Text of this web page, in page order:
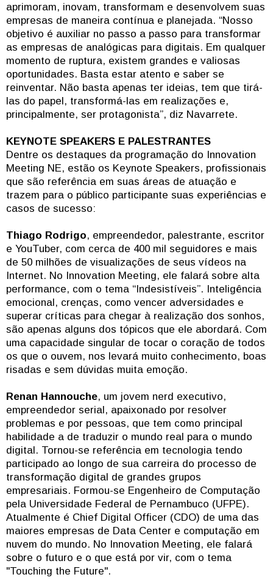
aprimoram, inovam, transformam e desenvolvem suas
empresas de maneira contínua e planejada. “Nosso
objetivo é auxiliar no passo a passo para transformar
as empresas de analógicas para digitais. Em qualquer
momento de ruptura, existem grandes e valiosas
oportunidades. Basta estar atento e saber se
reinventar. Não basta apenas ter ideias, tem que tirá-
las do papel, transformá-las em realizações e,
principalmente, ser protagonista”, diz Navarrete.
KEYNOTE SPEAKERS E PALESTRANTES
Dentre os destaques da programação do Innovation
Meeting NE, estão os Keynote Speakers, profissionais
que são referência em suas áreas de atuação e
trazem para o público participante suas experiências e
casos de sucesso:
Thiago Rodrigo, empreendedor, palestrante, escritor
e YouTuber, com cerca de 400 mil seguidores e mais
de 50 milhões de visualizações de seus vídeos na
Internet. No Innovation Meeting, ele falará sobre alta
performance, com o tema “Indesistíveis”. Inteligência
emocional, crenças, como vencer adversidades e
superar críticas para chegar à realização dos sonhos,
são apenas alguns dos tópicos que ele abordará. Com
uma capacidade singular de tocar o coração de todos
os que o ouvem, nos levará muito conhecimento, boas
risadas e sem dúvidas muita emoção.
Renan Hannouche, um jovem nerd executivo,
empreendedor serial, apaixonado por resolver
problemas e por pessoas, que tem como principal
habilidade a de traduzir o mundo real para o mundo
digital. Tornou-se referência em tecnologia tendo
participado ao longo de sua carreira do processo de
transformação digital de grandes grupos
empresariais. Formou-se Engenheiro de Computação
pela Universidade Federal de Pernambuco (UFPE).
Atualmente é Chief Digital Officer (CDO) de uma das
maiores empresas de Data Center e computação em
nuvem do mundo. No Innovation Meeting, ele falará
sobre o futuro e o que está por vir, com o tema
"Touching the Future".